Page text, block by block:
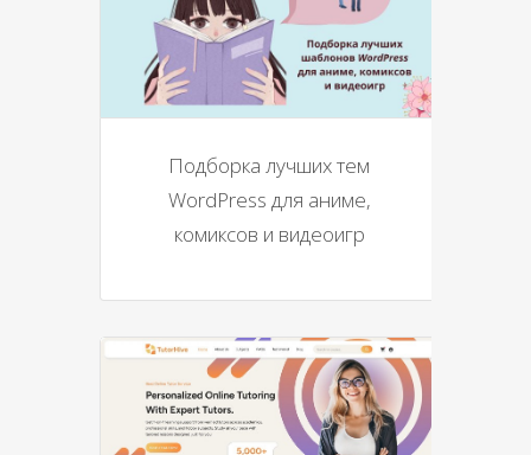
Подборка лучших тем
WordPress для аниме,
комиксов и видеоигр